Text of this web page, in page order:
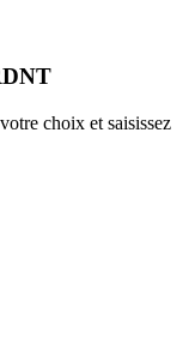
choix et saisissez